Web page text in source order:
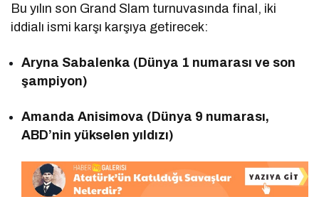
Bu yılın son Grand Slam turnuvasında final, iki
iddialı ismi karşı karşıya getirecek:
Aryna Sabalenka (Dünya 1 numarası ve son
şampiyon)
Amanda Anisimova (Dünya 9 numarası,
ABD’nin yükselen yıldızı)